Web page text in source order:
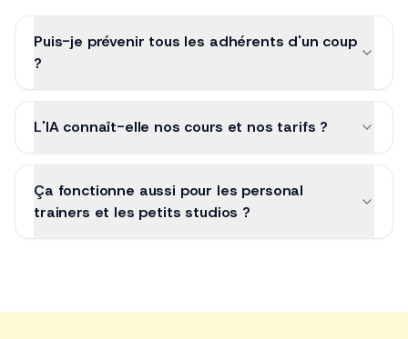
Puis-je prévenir tous les adhérents d'un coup
?
L'IA connaît-elle nos cours et nos tarifs ?
Ça fonctionne aussi pour les personal
trainers et les petits studios ?